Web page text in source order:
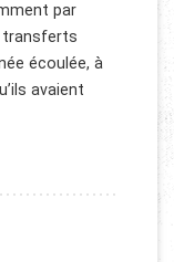
par
transferts
écoulée, à
avaient
DES MAROCAINS DE